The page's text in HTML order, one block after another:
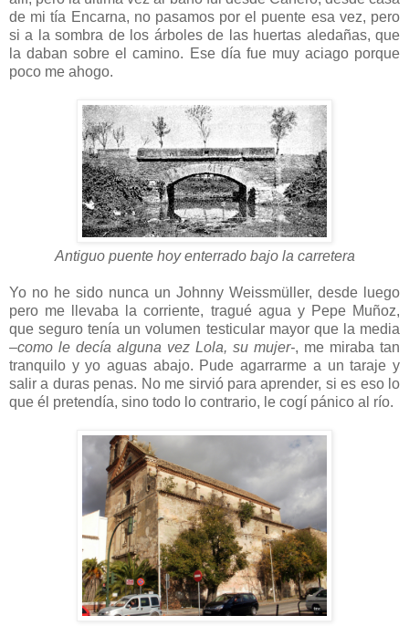
de mi tía Encarna, no pasamos por el puente esa vez, pero
si a la sombra de los árboles de las huertas aledañas, que
la daban sobre el camino. Ese día fue muy aciago porque
poco me ahogo.
Antiguo puente hoy enterrado bajo la carretera
Yo no he sido nunca un Johnny Weissmüller, desde luego
pero me llevaba la corriente, tragué agua y Pepe Muñoz,
que seguro tenía un volumen testicular mayor que la media
–como le decía alguna vez Lola, su mujer-, me miraba tan
tranquilo y yo aguas abajo. Pude agarrarme a un taraje y
salir a duras penas. No me sirvió para aprender, si es eso lo
que él pretendía, sino todo lo contrario, le cogí pánico al río.